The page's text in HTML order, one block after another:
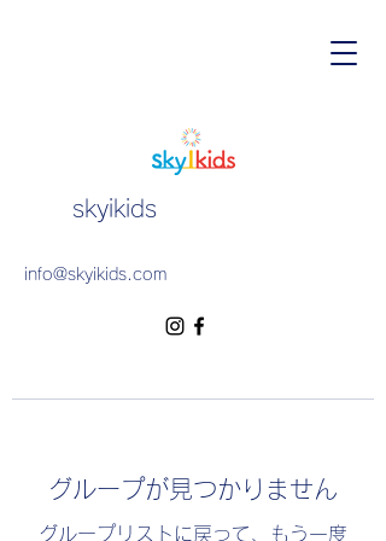
skyikids
info@skyikids.com
グループが見つかりません
グループリストに戻って、もう一度